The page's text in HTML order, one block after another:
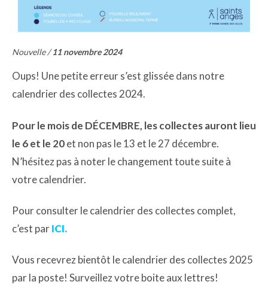
Nouvelle /11 novembre 2024
Oups! Une petite erreur s’est glissée dans notre
calendrier des collectes 2024.
Pour le mois de DÉCEMBRE, les collectes auront lieu
le 6 et le 20et non pas le 13 et le 27 décembre.
N’hésitez pas à noter le changement toute suite à
votre calendrier.
Pour consulter le calendrier des collectes complet,
c’est parICI.
Vous recevrez bientôt le calendrier des collectes 2025
par la poste! Surveillez votre boite aux lettres!